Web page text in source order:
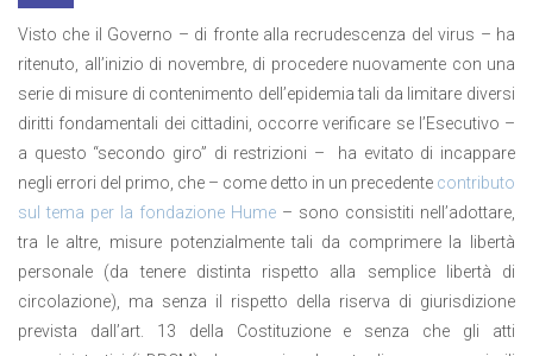
Visto che il Governo – di fronte alla recrudescenza del virus – ha
ritenuto, all’inizio di novembre, di procedere nuovamente con una
serie di misure di contenimento dell’epidemia tali da limitare diversi
diritti fondamentali dei cittadini, occorre verificare se l’Esecutivo –
a questo “secondo giro” di restrizioni – ha evitato di incappare
negli errori del primo, che – come detto in un precedente contributo
sul tema per la fondazione Hume – sono consistiti nell’adottare,
tra le altre, misure potenzialmente tali da comprimere la libertà
personale (da tenere distinta rispetto alla semplice libertà di
circolazione), ma senza il rispetto della riserva di giurisdizione
prevista dall’art. 13 della Costituzione e senza che gli atti